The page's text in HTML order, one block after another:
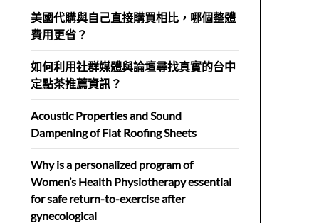
美國代購與自己直接購買相比，哪個整體
費用更省？
如何利用社群媒體與論壇尋找真實的台中
定點茶推薦資訊？
Acoustic Properties and Sound
Dampening of Flat Roofing Sheets
Why is a personalized program of
Women’s Health Physiotherapy essential
for safe return-to-exercise after
gynecological